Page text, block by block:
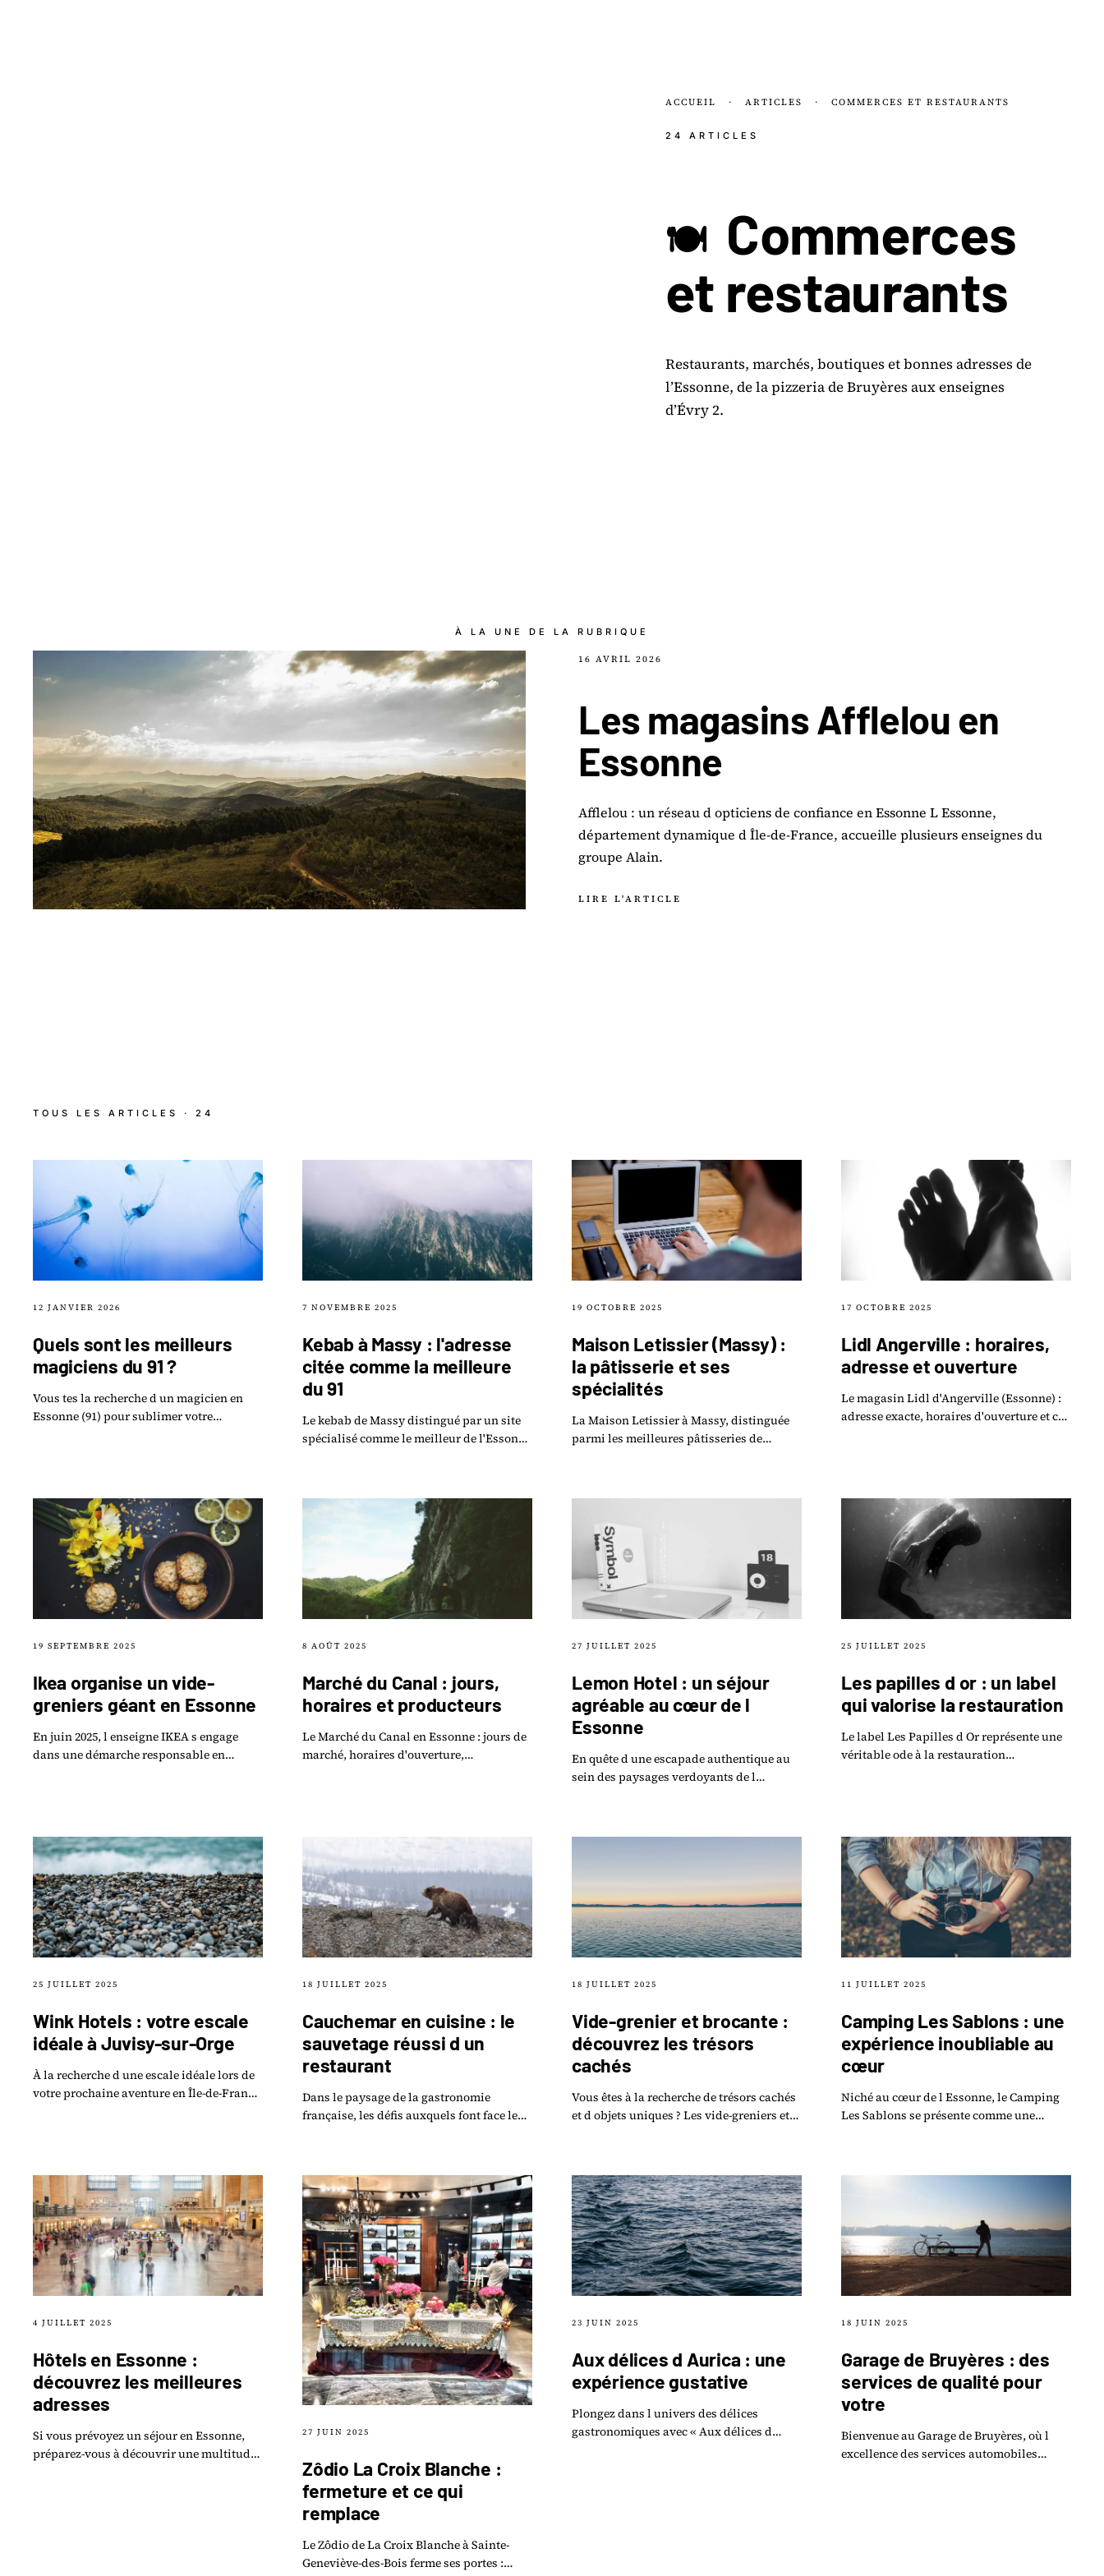
ACCUEIL · ARTICLES · COMMERCES ET RESTAURANTS
24 ARTICLES
🍽️ Commerces
et restaurants
Restaurants, marchés, boutiques et bonnes adresses de
l’Essonne, de la pizzeria de Bruyères aux enseignes
d’Évry 2.
À LA UNE DE LA RUBRIQUE
16 AVRIL 2026
Les magasins Afflelou en
Essonne
Afflelou : un réseau d opticiens de confiance en Essonne L Essonne,
département dynamique d Île-de-France, accueille plusieurs enseignes du
groupe Alain.
LIRE L'ARTICLE
TOUS LES ARTICLES · 24
12 JANVIER 2026
Quels sont les meilleurs
magiciens du 91 ?
Vous tes la recherche d un magicien en
Essonne (91) pour sublimer votre
7 NOVEMBRE 2025
Kebab à Massy : l'adresse
citée comme la meilleure
du 91
Le kebab de Massy distingué par un site
spécialisé comme le meilleur de l'Essonne
19 OCTOBRE 2025
Maison Letissier (Massy) :
la pâtisserie et ses
spécialités
La Maison Letissier à Massy, distinguée
parmi les meilleures pâtisseries de
17 OCTOBRE 2025
Lidl Angerville : horaires,
adresse et ouverture
Le magasin Lidl d'Angerville (Essonne) :
adresse exacte, horaires d'ouverture et ce
19 SEPTEMBRE 2025
Ikea organise un vide-
greniers géant en Essonne
En juin 2025, l enseigne IKEA s engage
dans une démarche responsable en
8 AOÛT 2025
Marché du Canal : jours,
horaires et producteurs
Le Marché du Canal en Essonne : jours de
marché, horaires d'ouverture,
27 JUILLET 2025
Lemon Hotel : un séjour
agréable au cœur de l
Essonne
En quête d une escapade authentique au
sein des paysages verdoyants de l
25 JUILLET 2025
Les papilles d or : un label
qui valorise la restauration
Le label Les Papilles d Or représente une
véritable ode à la restauration
25 JUILLET 2025
Wink Hotels : votre escale
idéale à Juvisy-sur-Orge
À la recherche d une escale idéale lors de
votre prochaine aventure en Île-de-France
18 JUILLET 2025
Cauchemar en cuisine : le
sauvetage réussi d un
restaurant
Dans le paysage de la gastronomie
française, les défis auxquels font face les
18 JUILLET 2025
Vide-grenier et brocante :
découvrez les trésors
cachés
Vous êtes à la recherche de trésors cachés
et d objets uniques ? Les vide-greniers et
11 JUILLET 2025
Camping Les Sablons : une
expérience inoubliable au
cœur
Niché au cœur de l Essonne, le Camping
Les Sablons se présente comme une
4 JUILLET 2025
Hôtels en Essonne :
découvrez les meilleures
adresses
Si vous prévoyez un séjour en Essonne,
préparez-vous à découvrir une multitude
27 JUIN 2025
Zôdio La Croix Blanche :
fermeture et ce qui
remplace
Le Zôdio de La Croix Blanche à Sainte-
Geneviève-des-Bois ferme ses portes :
23 JUIN 2025
Aux délices d Aurica : une
expérience gustative
Plongez dans l univers des délices
gastronomiques avec « Aux délices d
18 JUIN 2025
Garage de Bruyères : des
services de qualité pour
votre
Bienvenue au Garage de Bruyères, où l
excellence des services automobiles